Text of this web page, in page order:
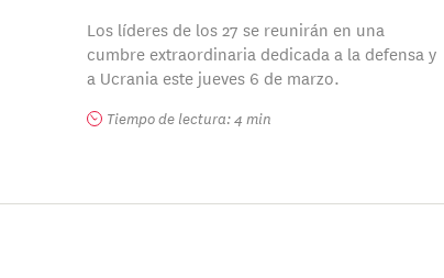
Los líderes de los 27 se reunirán en una
cumbre extraordinaria dedicada a la defensa y
a Ucrania este jueves 6 de marzo.
Tiempo de lectura: 4 min